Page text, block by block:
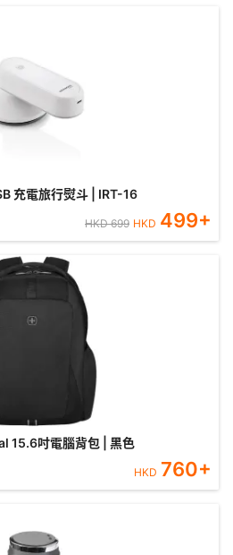
充電旅行熨斗 | IRT-16
HKD699 HKD 499+
15.6吋電腦背包 | 黑色
HKD 760+